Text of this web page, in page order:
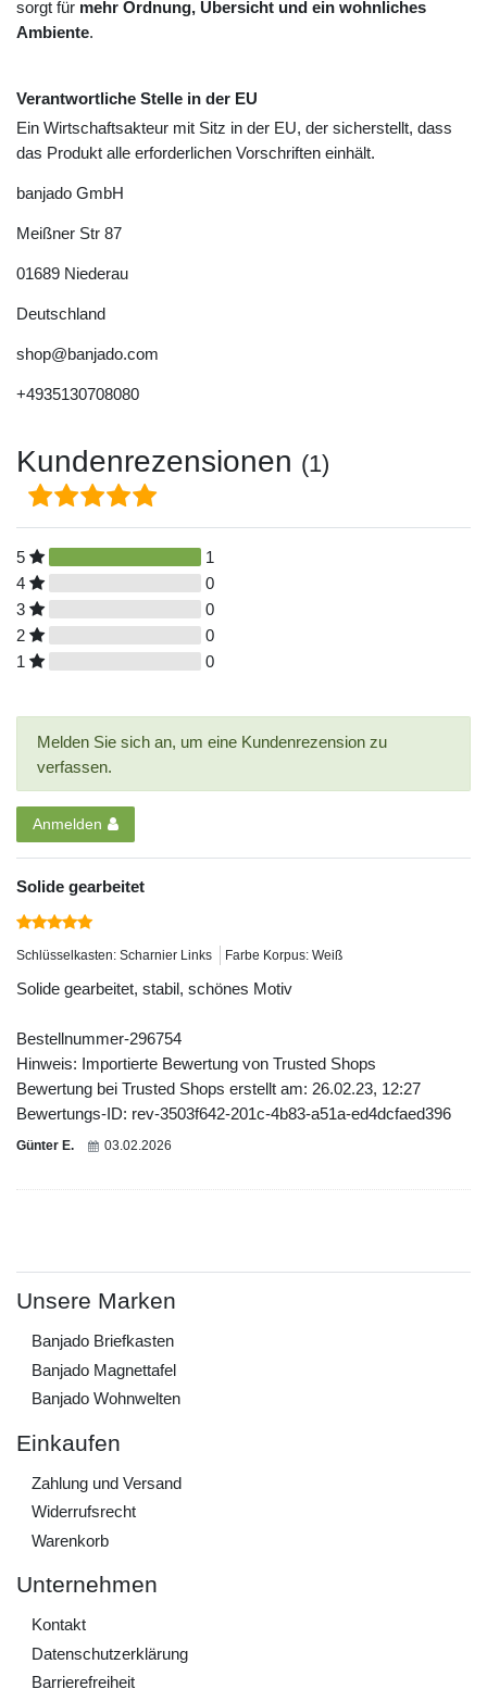
sorgt für mehr Ordnung, Übersicht und ein wohnliches
Ambiente.
Verantwortliche Stelle in der EU
Ein Wirtschaftsakteur mit Sitz in der EU, der sicherstellt, dass
das Produkt alle erforderlichen Vorschriften einhält.
banjado GmbH
Meißner Str 87
01689 Niederau
Deutschland
shop@banjado.com
+4935130708080
Kundenrezensionen (1)
5
1
4
0
3
0
2
0
1
0
Melden Sie sich an, um eine Kundenrezension zu
verfassen.
Anmelden
Solide gearbeitet
Schlüsselkasten: Scharnier Links Farbe Korpus: Weiß
Solide gearbeitet, stabil, schönes Motiv
Bestellnummer-296754
Hinweis: Importierte Bewertung von Trusted Shops
Bewertung bei Trusted Shops erstellt am: 26.02.23, 12:27
Bewertungs-ID: rev-3503f642-201c-4b83-a51a-ed4dcfaed396
Günter E. 03.02.2026
Unsere Marken
Banjado Briefkasten
Banjado Magnettafel
Banjado Wohnwelten
Einkaufen
Zahlung und Versand
Widerrufs­recht
Warenkorb
Unternehmen
Kontakt
Daten­schutz­erklärung
Barrierefreiheit